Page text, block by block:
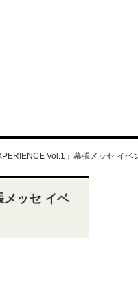
Vol.1」幕張メッセ イベ
ッセ イベ